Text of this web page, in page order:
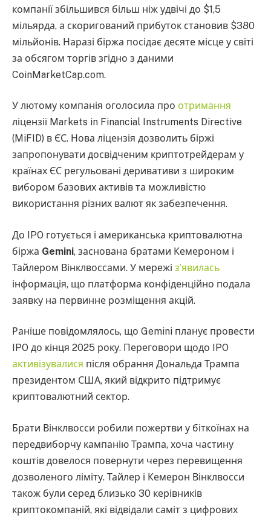
компанії збільшився більш ніж удвічі до $1,5
мільярда, а скоригований прибуток становив $380
мільйонів. Наразі біржа посідає десяте місце у світі
за обсягом торгів згідно з даними
CoinMarketCap.com.
У лютому компанія оголосила про отримання
ліцензії Markets in Financial Instruments Directive
(MiFID) в ЄС. Нова ліцензія дозволить біржі
запропонувати досвідченим криптотрейдерам у
країнах ЄС регульовані деривативи з широким
вибором базових активів та можливістю
використання різних валют як забезпечення.
До IPO готується і американська криптовалютна
біржа Gemini, заснована братами Кемероном і
Тайлером Вінклвоссами. У мережі з’явилась
інформація, що платформа конфіденційно подала
заявку на первинне розміщення акцій.
Раніше повідомлялось, що Gemini планує провести
IPO до кінця 2025 року. Переговори щодо IPO
активізувалися після обрання Дональда Трампа
президентом США, який відкрито підтримує
криптовалютний сектор.
Брати Вінклвосси робили пожертви у біткоїнах на
передвиборчу кампанію Трампа, хоча частину
коштів довелося повернути через перевищення
дозволеного ліміту. Тайлер і Кемерон Вінклвосси
також були серед близько 30 керівників
криптокомпаній, які відвідали саміт з цифрових